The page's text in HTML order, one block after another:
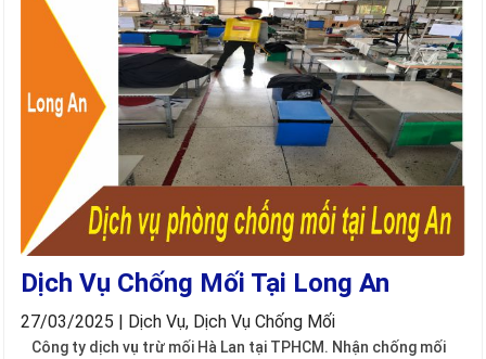
Dịch Vụ Chống Mối Tại Long An
27/03/2025 | Dịch Vụ, Dịch Vụ Chống Mối
Công ty dịch vụ trừ mối Hà Lan tại TPHCM. Nhận chống mối